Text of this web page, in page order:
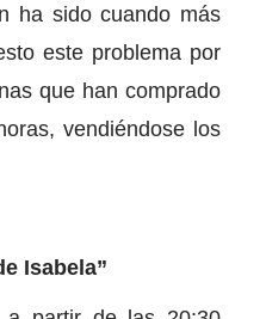
ha sido cuando más
este problema por
que han comprado
vendiéndose los
Isabela”